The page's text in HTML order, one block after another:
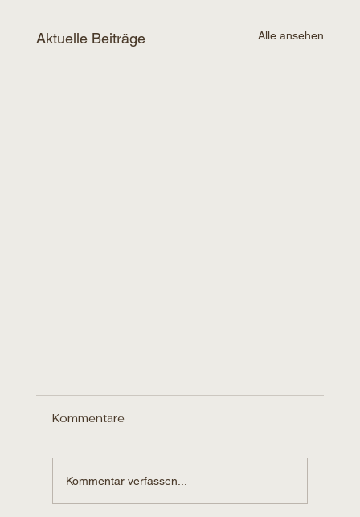
Aktuelle Beiträge Alle ansehen
Kommentare
Kommentar verfassen...